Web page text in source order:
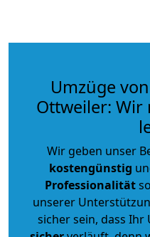
Umzüge
Ottweiler: Wir
Wir geben unser
kostengünstig
Professionalität
unserer
sicher sein, dass Ihr